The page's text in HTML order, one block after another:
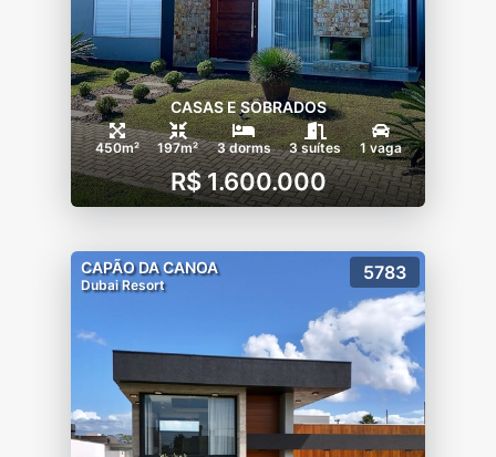
CASAS E SOBRADOS
450m² 197m² 3 dorms 3 suítes 1 vaga
R$ 1.600.000
CAPÃO DA CANOA
Dubai Resort
5783